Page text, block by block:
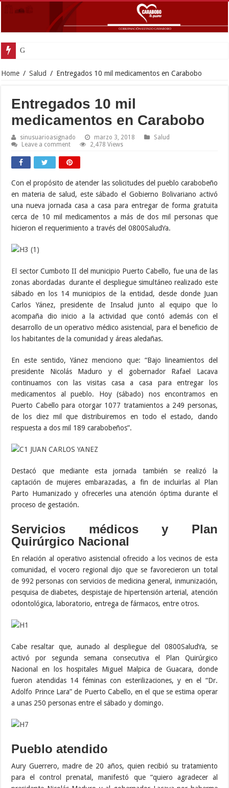
Gobernador Lacava y A
Home / Salud / Entregados 10 mil medicamentos en Carabobo
Entregados 10 mil
medicamentos en Carabobo
sinusuarioasignado marzo 3, 2018
Salud
Leave a comment
2,478 Views
Con el propósito de atender las solicitudes del pueblo carabobeño
en materia de salud, este sábado el Gobierno Bolivariano activó
una nueva jornada casa a casa para entregar de forma gratuita
cerca de 10 mil medicamentos a más de dos mil personas que
hicieron el requerimiento a través del 0800SaludYa.
El sector Cumboto II del municipio Puerto Cabello, fue una de las
zonas abordadas durante el despliegue simultáneo realizado este
sábado en los 14 municipios de la entidad, desde donde Juan
Carlos Yánez, presidente de Insalud junto al equipo que lo
acompaña dio inicio a la actividad que contó además con el
desarrollo de un operativo médico asistencial, para el beneficio de
los habitantes de la comunidad y áreas aledañas.
En este sentido, Yánez menciono que: “Bajo lineamientos del
presidente Nicolás Maduro y el gobernador Rafael Lacava
continuamos con las visitas casa a casa para entregar los
medicamentos al pueblo. Hoy (sábado) nos encontramos en
Puerto Cabello para otorgar 1077 tratamientos a 249 personas,
de los diez mil que distribuiremos en todo el estado, dando
respuesta a dos mil 189 carabobeños”.
Destacó que mediante esta jornada también se realizó la
captación de mujeres embarazadas, a fin de incluirlas al Plan
Parto Humanizado y ofrecerles una atención óptima durante el
proceso de gestación.
Servicios médicos y Plan
Quirúrgico Nacional
En relación al operativo asistencial ofrecido a los vecinos de esta
comunidad, el vocero regional dijo que se favorecieron un total
de 992 personas con servicios de medicina general, inmunización,
pesquisa de diabetes, despistaje de hipertensión arterial, atención
odontológica, laboratorio, entrega de fármacos, entre otros.
Cabe resaltar que, aunado al despliegue del 0800SaludYa, se
activó por segunda semana consecutiva el Plan Quirúrgico
Nacional en los hospitales Miguel Malpica de Guacara, donde
fueron atendidas 14 féminas con esterilizaciones, y en el “Dr.
Adolfo Prince Lara” de Puerto Cabello, en el que se estima operar
a unas 250 personas entre el sábado y domingo.
Pueblo atendido
Aury Guerrero, madre de 20 años, quien recibió su tratamiento
para el control prenatal, manifestó que “quiero agradecer al